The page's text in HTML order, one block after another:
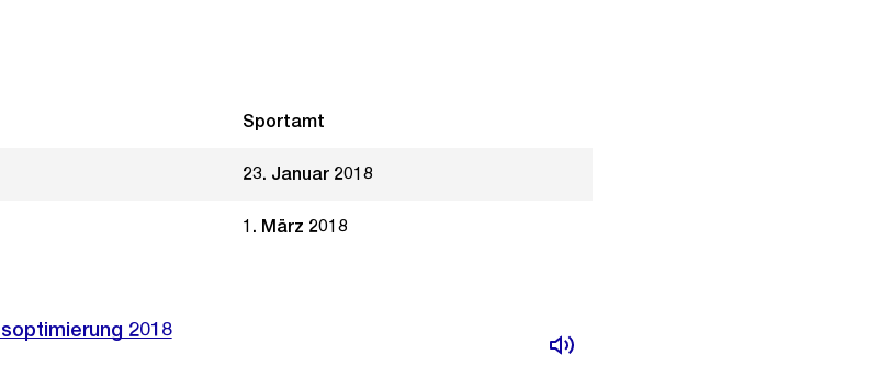
Sportamt
23. Januar 2018
1. März 2018
2018